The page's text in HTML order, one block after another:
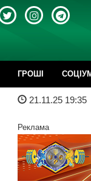
ГРОШІ
21.11.25 19:35
Реклама